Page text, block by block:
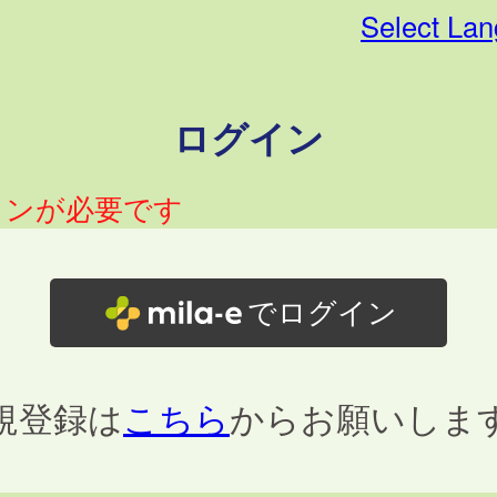
Select
ログイン
が必要です
でログイン
登録はこちらからお願いしま